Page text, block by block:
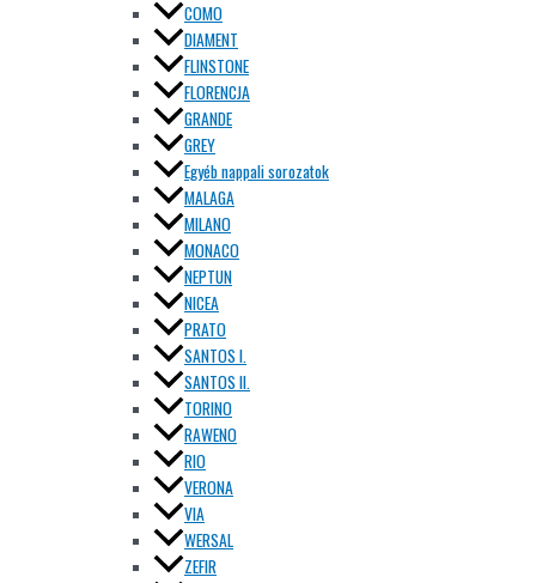
COMO
DIAMENT
FLINSTONE
FLORENCJA
GRANDE
GREY
Egyéb nappali sorozatok
MALAGA
MILANO
MONACO
NEPTUN
NICEA
PRATO
SANTOS I.
SANTOS II.
TORINO
RAWENO
RIO
VERONA
VIA
WERSAL
ZEFIR